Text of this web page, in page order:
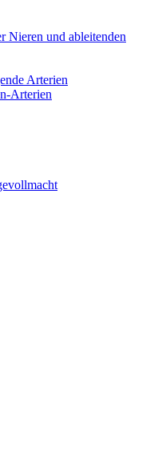
Nieren und ableitenden
Arterien
Arterien